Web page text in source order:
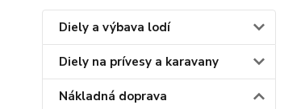
Diely a výbava lodí
Diely na prívesy a karavany
Nákladná doprava